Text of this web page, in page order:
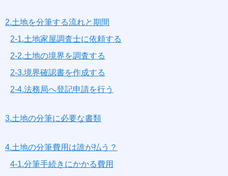
2.土地を分筆する流れと期間
2-1.土地家屋調査士に依頼する
2-2.土地の境界を調査する
2-3.境界確認書を作成する
2-4.法務局へ登記申請を行う
3.土地の分筆に必要な書類
4.土地の分筆費用は誰が払う？
4-1.分筆手続きにかかる費用